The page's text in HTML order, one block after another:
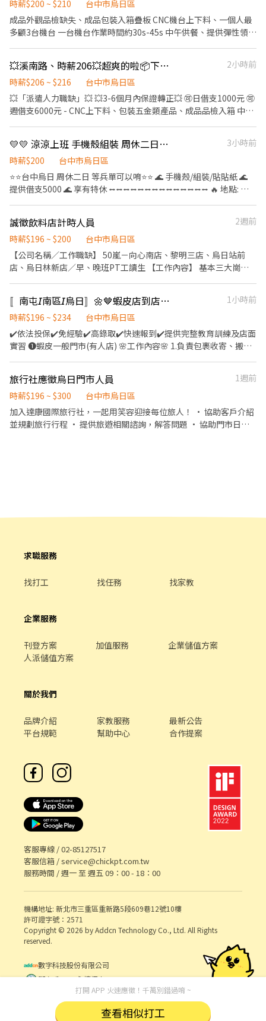
時薪$200 ~ $210
台中市烏日區
成品外觀品檢缺失、成品包裝入箱疊板 CNC機台上下料、一個人最
多顧3台機台 一台機台作業時間約30s-45s 中午供餐、提供彈性領薪
💥溪南路、時薪206💥超爽的啦📦下班就有錢💥上下料包裝員💥
2小時前
時薪$206 ~ $216
台中市烏日區
💥「派遣人力職缺」💥 💥3-6個月內保證轉正💥 🉑日借支1000元 🉑
週借支6000元 - CNC上下料、包裝五金類產品、成品品檢入箱 中午
加入官方賴直接預約現場面談 「@yuwei1515」
💛💛 涼涼上班 手機殼組裝 周休二日🔥🔥
3小時前
時薪$200
台中市烏日區
⭐⭐台中烏日 周休二日 等兵單可以唷⭐⭐ 🌊 手機殼/組裝/貼貼紙 🌊
提供借支5000 🌊 享有特休 ⭤⭤⭤⭤⭤⭤⭤⭤⭤⭤⭤⭤⭤⭤ 🔥 地點: 台
車停車位 ❗檔期到12/31 考核通過轉長期❗ ❗薪資以文內為主唷❗ ﹌﹌
﹌【快速應徵報名】﹌﹌﹌ 🔎 @208zapcb 沈小姐
誠徵飲料店計時人員
2週前
時薪$196 ~ $200
台中市烏日區
【公司名稱／工作職缺】 50嵐－向心南店、黎明三店、烏日站前
店、烏日林新店／早、晚班PT工讀生 【工作內容】 基本三大崗位
前店-烏日區中山路二段252號 烏日林新店-烏日區榮和路37號 【工
作時間】 排班制，基本時數4～8小時 上班時間面議，可配合課表排
班 【徵求條件】 必須持有機車駕照 【加分條件】 寒暑假、假日可
配合排班者佳 願意認真、努力學習 請認真評估考慮後再應徵唷 【薪
資待遇】 薪資：196-200/小時 【公司福利】 勞、健保、勞退、三
遷制度、完整的教育訓練 員工旅遊、公司尾牙、抽獎、店聚等各種
福利！
〚南屯𝘐南區𝘐烏日〛🌼🤎蝦皮店到店┃智取店門市🥈免經驗🫧火速報到🔥
1小時前
時薪$196 ~ $234
台中市烏日區
✔️依法投保✔️免經驗✔️高錄取✔️快速報到✔️提供完整教育訓練及店面
實習 ❶蝦皮一般門市(有人店) 🌸工作內容🌸 1.負責包裹收寄、搬
市營運、維護 【提供完整教育訓練及店面實習】 ❗❗⚠兼職為早晚固
定班(免輪班)⚠❗❗ ▸早班時段：10:30-17:30 ▸晚班時段：16:15-
22:45、18:45-22:45（一週至少2天要能16:15起班） ▸時薪$196元 ▸
月排休制：一周至少排班4天，假日一定要可配合排班
段 南屯黎明店▸台中市南屯區黎明路二段 台中建成店▸台中市南區建
‐‐‐‐‐‐‐‐‐‐‐‐‐‐‐‐‐‐‐‐ ❷蝦皮智取門市⚠️需
維持門市作業區環境、清潔維護作業 3.須配合調店、支援(一天跑點
(固定班別) 早班：07:00-12:00、07:30-12:30、08:00-13:00、
班：23:30-03:30 🌸薪資待遇🌸 早班時薪$204-214元 晚班時薪津貼
+20元▸時薪$224-234元 🌸休假制度🌸 月排休制 (一周至少排班4
安 - 智取店▸台中市南屯區春安二街 台中國光 - 智取店▸台中市南區
日會有變動，主要缺額以面試當天為準😊
▁▁▁▁▁▁▁▁▁▁▁▁▁▁▁▁▁▁▁ 🚨預約面試♡快速安排
𝐋𝐈𝐍𝐄並留言，訊息必回覆◂ ⭕️免費諮詢⭕️安心上工┃❌求職免收費
❌絕無詐騙
旅行社應徵烏日門市人員
1週前
時薪$196 ~ $300
台中市烏日區
加入達康國際旅行社，一起用笑容迎接每位旅人！ • 協助客戶介紹
並規劃旅行行程 • 提供旅遊相關諮詢，解答問題 • 協助門市日常
求職服務
找打工 找任務 找家教
企業服務
刊登方案 加值服務
企業儲值方案
人派儲值方案
關於我們
品牌介紹 家教服務
最新公告
平台規範
幫助中心 合作提案
客服專線 /02-85127517
客服信箱 /service@chickpt.com.tw
服務時間 / 週一 至 週五 09：00 - 18：00
機構地址: 新北市三重區重新路5段609巷12號10樓
許可證字號：2571
Copyright © 2026 by Addcn Technology Co., Ltd. All Rights
reserved.
數字科技股份有限公司
鄧白氏 ESG 永續標章
打開 APP 火速應徵！千萬別錯過唷 ~
查看相似打工